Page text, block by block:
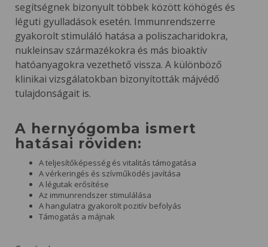
segítségnek bizonyult többek között köhögés és
léguti gyulladások esetén. Immunrendszerre
gyakorolt stimuláló hatása a poliszacharidokra,
nukleinsav származékokra és más bioaktív
hatóanyagokra vezethető vissza. A különböző
klinikai vizsgálatokban bizonyították májvédő
tulajdonságait is.
A hernyógomba ismert
hatásai röviden:
A teljesítőképesség és vitalitás támogatása
A vérkeringés és szívműködés javítása
A légutak erősítése
Az immunrendszer stimulálása
A hangulatra gyakorolt pozitív befolyás
Támogatás a májnak